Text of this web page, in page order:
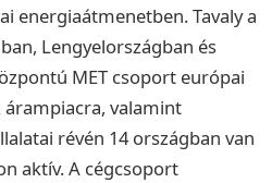
energiaátmenetben. Tavaly a
Lengyelországban és
MET csoport európai
árampiacra, valamint
révén 14 országban van
aktív.A cégcsoport